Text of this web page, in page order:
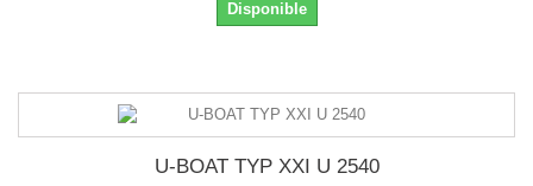
Disponible
U-BOAT TYP XXI U 2540